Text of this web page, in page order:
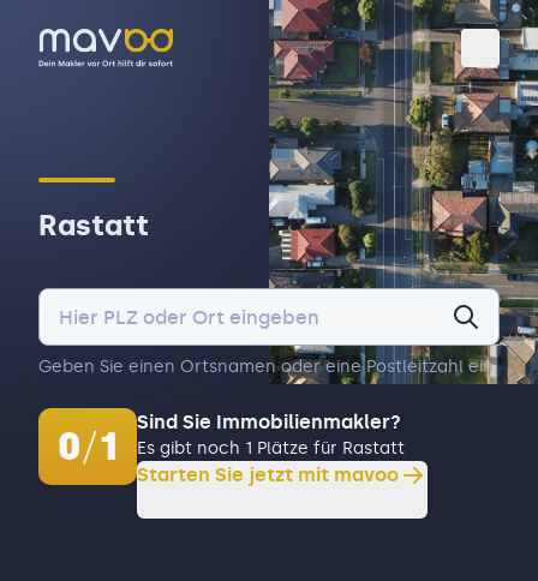
Rastatt
Geben Sie einen Ortsnamen oder eine Postleitzahl ein.
0/1
Sind Sie Immobilienmakler?
Es gibt noch 1 Plätze für Rastatt
Starten Sie jetzt mit mavoo